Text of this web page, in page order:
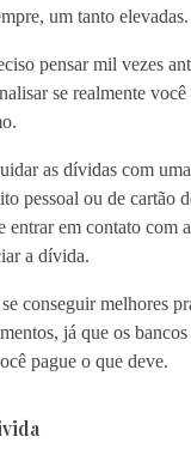
um tanto elevadas.
pensar mil vezes
se realmente
as dívidas com
pessoal ou de cartão
entrar em contato com
a dívida.
conseguir melhores
já que os
pague o que deve.